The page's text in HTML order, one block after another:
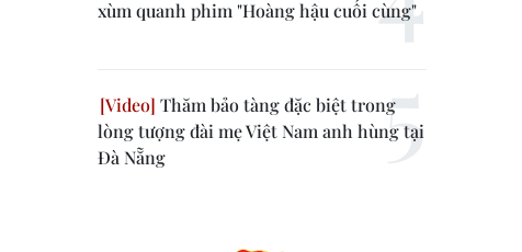
xùm quanh phim "Hoàng hậu cuối cùng"
Thăm bảo tàng đặc biệt trong
lòng tượng đài mẹ Việt Nam anh hùng tại
Đà Nẵng